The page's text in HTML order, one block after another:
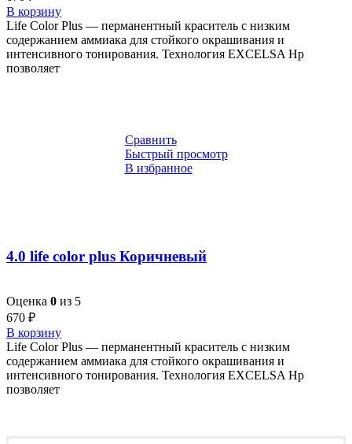
В корзину
Life Color Plus — перманентный краситель с низким
содержанием аммиака для стойкого окрашивания и
интенсивного тонирования. Технология EXCELSA Hp
позволяет
Сравнить
Быстрый просмотр
В избранное
4.0 life color plus Коричневый
Оценка 0 из 5
670 ₽
В корзину
Life Color Plus — перманентный краситель с низким
содержанием аммиака для стойкого окрашивания и
интенсивного тонирования. Технология EXCELSA Hp
позволяет